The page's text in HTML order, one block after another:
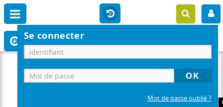
Se connecter
Mot de passe oublié ?